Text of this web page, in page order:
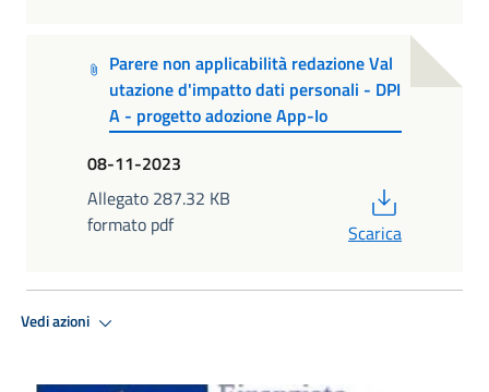
Parere non applicabilità redazione Val
utazione d'impatto dati personali - DPI
A - progetto adozione App-Io
08-11-2023
Allegato 287.32 KB
formato pdf
Scarica
Vedi azioni